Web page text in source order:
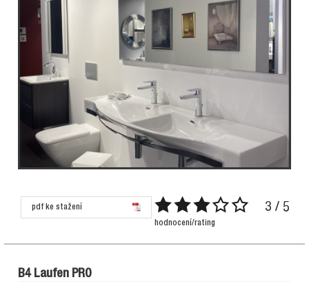
pdf ke stažení 3 / 5
hodnocení/rating
B4 Laufen PRO